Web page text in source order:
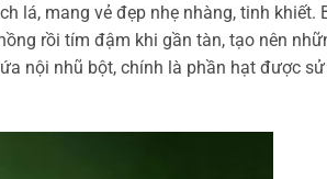
lá, mang vẻ đẹp nhẹ nhàng, tinh khiết.
rồi tím đậm khi gần tàn, tạo nên
nội nhũ bột, chính là phần hạt được sử